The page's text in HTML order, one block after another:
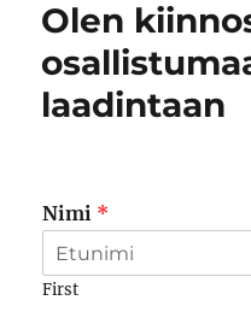
Olen
laadintaan
Nimi *
First